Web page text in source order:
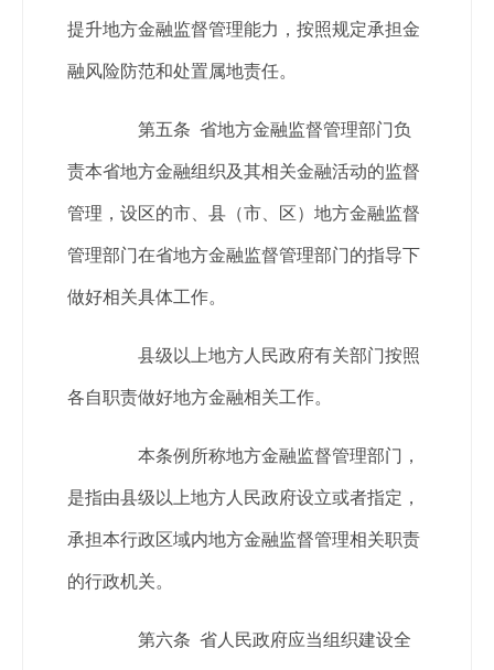
提升地方金融监督管理能力，按照规定承担金
融风险防范和处置属地责任。
第五条 省地方金融监督管理部门负
责本省地方金融组织及其相关金融活动的监督
管理，设区的市、县（市、区）地方金融监督
管理部门在省地方金融监督管理部门的指导下
做好相关具体工作。
县级以上地方人民政府有关部门按照
各自职责做好地方金融相关工作。
本条例所称地方金融监督管理部门，
是指由县级以上地方人民政府设立或者指定，
承担本行政区域内地方金融监督管理相关职责
的行政机关。
第六条 省人民政府应当组织建设全